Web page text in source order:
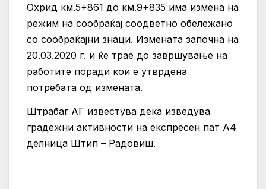
Охрид км.5+861 до км.9+835 има измена на
режим на сообраќај соодветно обележано
со сообраќајни знаци. Измената започна на
20.03.2020 г. и ќе трае до завршување на
работите поради кои е утврдена
потребата од измената.
Штрабаг АГ известува дека изведува
градежни активности на експресен пат А4
делница Штип – Радовиш.